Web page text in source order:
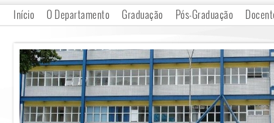
Início O Departamento Graduação Pós-Graduação